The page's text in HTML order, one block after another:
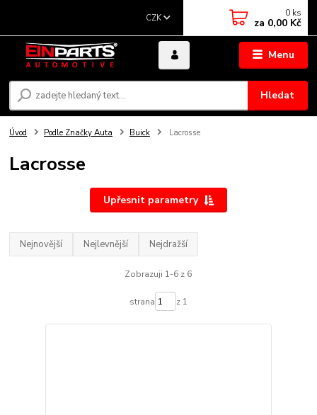
Menu
CZK
Hledat
0 ks
za 0,00 Kč
Úvod Podle Značky Auta Buick Lacrosse
Lacrosse
Upřesnit parametry
Nejnovější Nejlevnější Nejdražší
Zobrazuji 1-6 z 6
strana z 1